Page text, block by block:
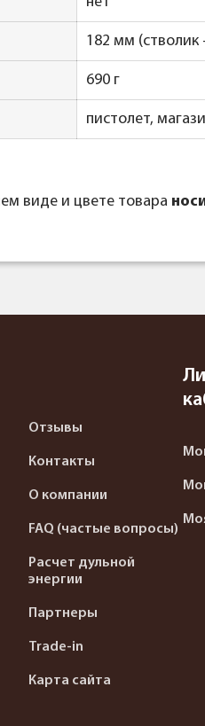
182 мм (стволик
690 г
пистолет,
виде и цвете товара
Отзывы
Контакты
О компании
FAQ (частые вопросы)
Расчет дульной
энергии
Партнеры
Trade-in
Карта сайта